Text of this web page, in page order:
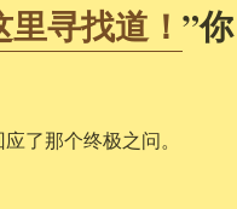
寻找道！ ”你
了那个终极之问。